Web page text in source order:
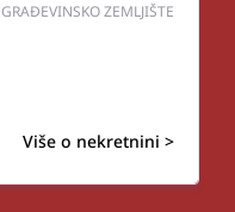
GRAĐEVINSKO ZEMLJIŠTE
Više o nekretnini >